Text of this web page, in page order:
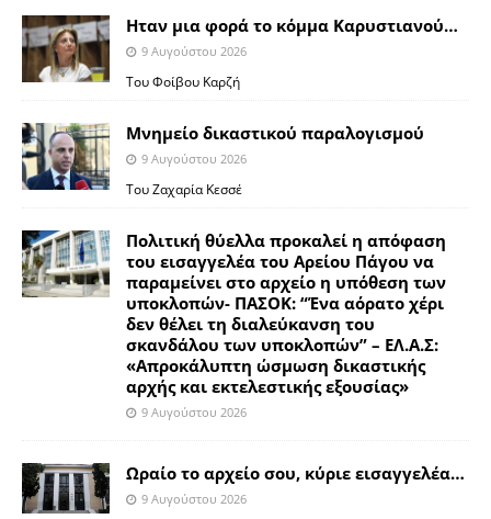
Ηταν μια φορά το κόμμα Καρυστιανού…
9 Αυγούστου 2026
Του Φοίβου Καρζή
Μνημείο δικαστικού παραλογισμού
9 Αυγούστου 2026
Του Ζαχαρία Κεσσέ
Πολιτική θύελλα προκαλεί η απόφαση
του εισαγγελέα του Αρείου Πάγου να
παραμείνει στο αρχείο η υπόθεση των
υποκλοπών- ΠΑΣΟΚ: “Ένα αόρατο χέρι
δεν θέλει τη διαλεύκανση του
σκανδάλου των υποκλοπών” – ΕΛ.Α.Σ:
«Απροκάλυπτη ώσμωση δικαστικής
αρχής και εκτελεστικής εξουσίας»
9 Αυγούστου 2026
Ωραίο το αρχείο σου, κύριε εισαγγελέα…
9 Αυγούστου 2026